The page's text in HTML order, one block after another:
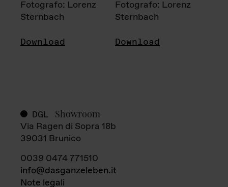
Fotografo: Lorenz
Sternbach
Download
Fotografo: Lorenz
Sternbach
Download
DGL Showroom
Via Ragen di Sopra 18b
39031 Brunico
0039 0474 771510
info@dasganzeleben.it
Note legali